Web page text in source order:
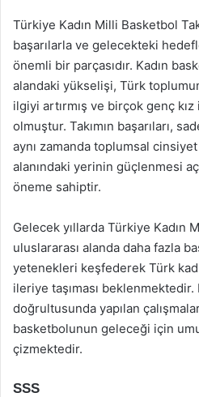
Türkiye Kadın Milli Basketbol
başarılarla ve gelecekteki
önemli bir parçasıdır. Kadın
alandaki yükselişi, Türk
ilgiyi artırmış ve birçok genç kız
olmuştur. Takımın başarıları,
aynı zamanda toplumsal
alanındaki yerinin güçlenmesi
öneme sahiptir.
Gelecek yıllarda Türkiye Kadın
uluslararası alanda daha fazla
yetenekleri keşfederek Türk
ileriye taşıması
doğrultusunda yapılan
basketbolunun geleceği için
çizmektedir.
SSS